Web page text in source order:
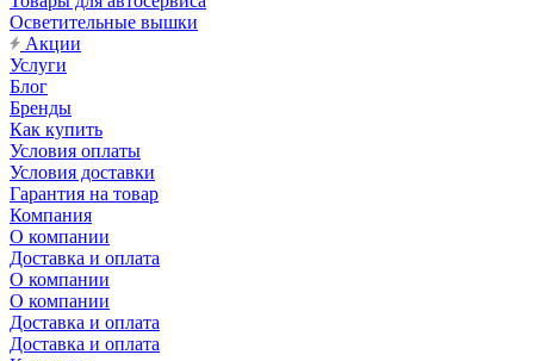
Осветительные вышки
Акции
Услуги
Блог
Бренды
Как купить
Условия оплаты
Условия доставки
Гарантия на товар
Компания
О компании
Доставка и оплата
О компании
О компании
Доставка и оплата
Доставка и оплата